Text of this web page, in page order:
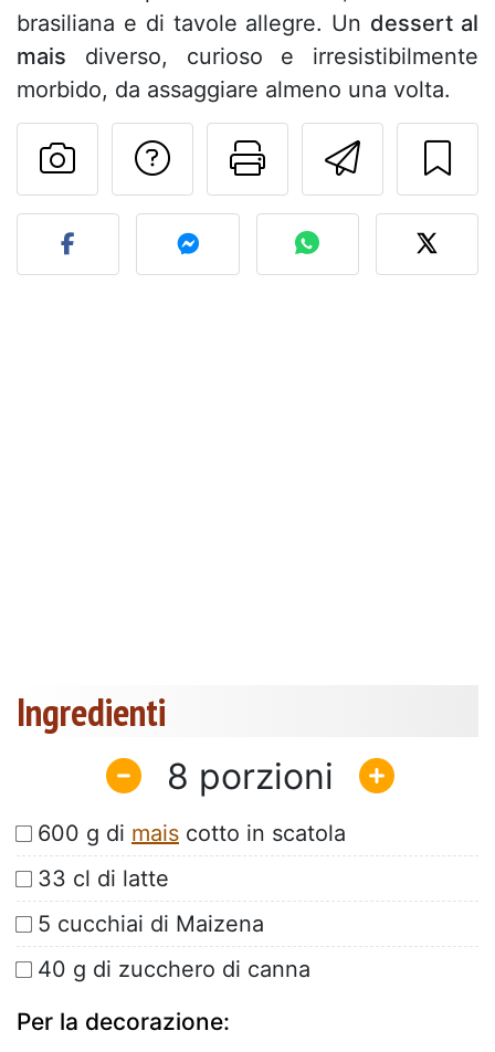
brasiliana e di tavole allegre. Un dessert al
mais diverso, curioso e irresistibilmente
morbido, da assaggiare almeno una volta.
Invia
Stampa la
Contatta l'autore
Pubblica la foto di
Ingredienti
8
600 g di mais cotto in scatola
33 cl di latte
5 cucchiai di Maizena
40 g di zucchero di canna
Per la decorazione: